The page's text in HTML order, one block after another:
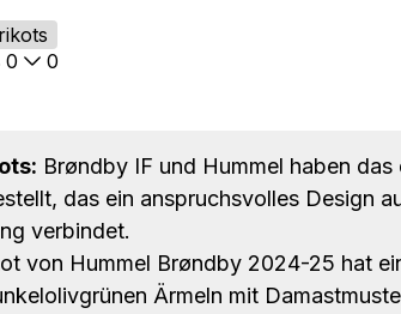
0
0
Brøndby IF und Hummel haben das
das ein anspruchsvolles Design
verbindet.
von Hummel Brøndby 2024-25 hat
Ärmeln mit